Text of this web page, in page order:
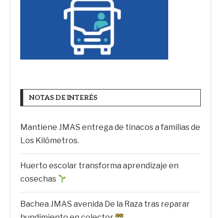
NOTAS DE INTERÉS
Mantiene JMAS entrega de tinacos a familias de
Los Kilómetros.
Huerto escolar transforma aprendizaje en
cosechas
Bachea JMAS avenida De la Raza tras reparar